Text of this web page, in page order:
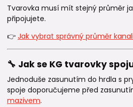
Tvarovka musí mít stejný průměr
připojujete.
👉 Jak vybrat správný průměr
🔧 Jak se KG tvarovky
Jednoduše zasunutím do hrdla s
spoje doporučujeme před
mazivem.